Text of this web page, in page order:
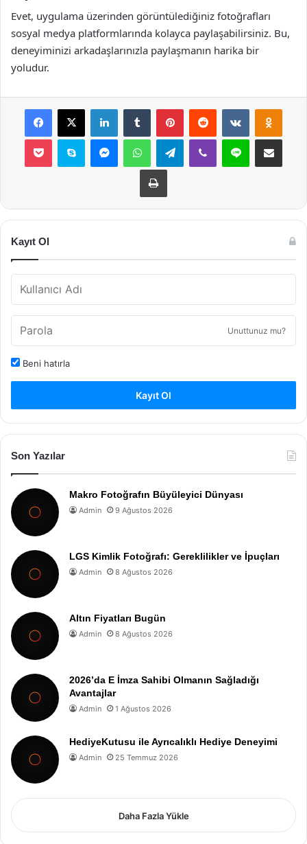
Evet, uygulama üzerinden görüntülediğiniz fotoğrafları
sosyal medya platformlarında kolayca paylaşabilirsiniz. Bu,
deneyiminizi arkadaşlarınızla paylaşmanın harika bir
yoludur.
Facebook
X LinkedInTumblr PinterestReddit VKontakte
Pocket Skype MessengerWhatsAppTelegramViber Line E-Posta ile
Yazdır
Kayıt Ol
Unuttunuz mu?
Beni hatırla
Kayıt Ol
Son Yazılar
Makro Fotoğrafın Büyüleyici Dünyası
Admin 9 Ağustos 2026
LGS Kimlik Fotoğrafı: Gereklilikler ve İpuçları
Admin 8 Ağustos 2026
Altın Fiyatları Bugün
Admin 8 Ağustos 2026
2026’da E İmza Sahibi Olmanın Sağladığı
Avantajlar
Admin 1 Ağustos 2026
HediyeKutusu ile Ayrıcalıklı Hediye Deneyimi
Admin 25 Temmuz 2026
Daha Fazla Yükle